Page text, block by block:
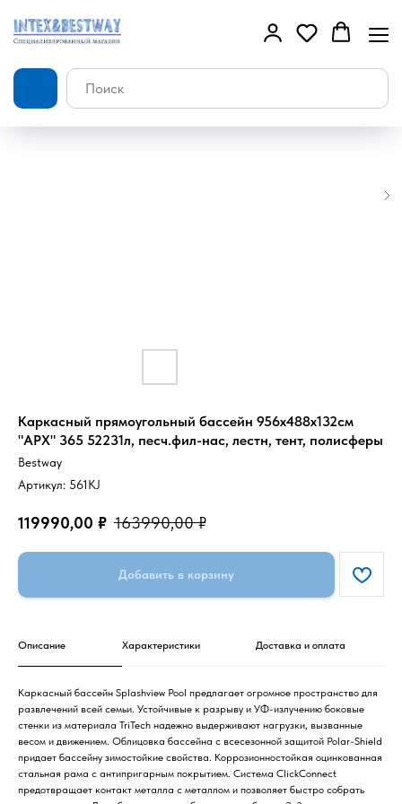
Каркасный прямоугольный бассейн 956х488х132см
"APX" 365 52231л, песч.фил-нас, лестн, тент, полисферы
Bestway
Артикул: 561KJ
119990,00 ₽ 163990,00 ₽
Добавить в корзину
Описание Характеристики Доставка и оплата
Каркасный бассейн Splashview Pool предлагает огромное пространство для
развлечений всей семьи. Устойчивые к разрыву и УФ-излучению боковые
стенки из материала TriTech надежно выдерживают нагрузки, вызванные
весом и движением. Облицовка бассейна с всесезонной защитой Polar-Shield
придает бассейну зимостойкие свойства. Коррозионностойкая оцинкованная
стальная рама с антипригарным покрытием. Система ClickConnect
предотвращает контакт металла с металлом и позволяет быстро собрать